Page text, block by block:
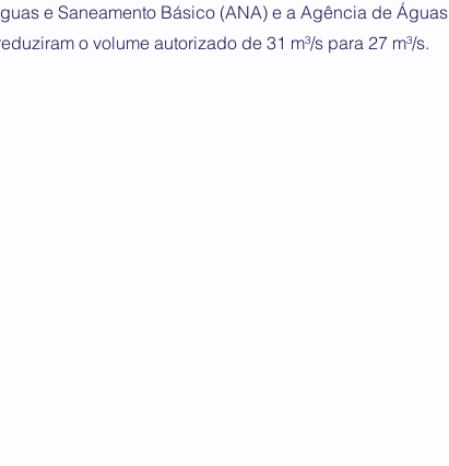
e Saneamento Básico (ANA) e a Agência de Águas
o volume autorizado de 31 m³/s para 27 m³/s.